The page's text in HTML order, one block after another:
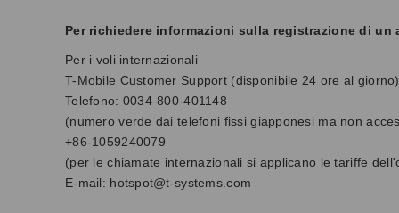
Per richiedere informazioni sulla registrazione di
Per i voli internazionali
T-Mobile Customer Support (disponibile 24 ore al giorno)
Telefono: 0034-800-401148
(numero verde dai telefoni fissi giapponesi ma non
+86-1059240079
(per le chiamate internazionali si applicano le tariffe
E-mail: hotspot@t-systems.com